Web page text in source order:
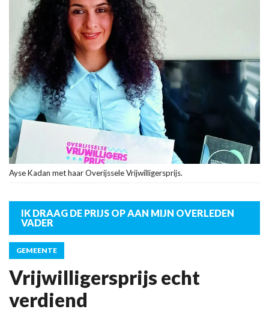
Ayse Kadan met haar Overijssele Vrijwilligersprijs.
IK DRAAG DE PRIJS OP AAN MIJN OVERLEDEN
VADER
GEMEENTE
Vrijwilligersprijs echt
verdiend